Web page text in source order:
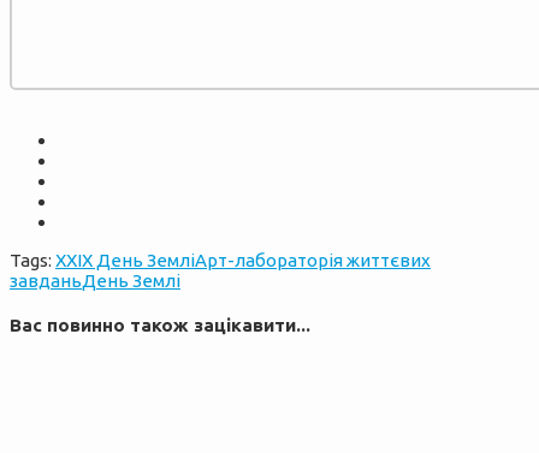
Tags: XXIX День ЗемліАрт-лабораторія життєвих
завданьДень Землі
Вас повинно також зацікавити...